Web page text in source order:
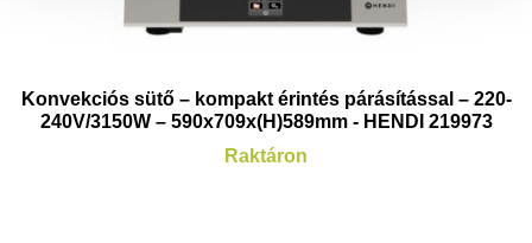
Konvekciós sütő – kompakt érintés párásítással – 220-
240V/3150W – 590x709x(H)589mm - HENDI 219973
Raktáron